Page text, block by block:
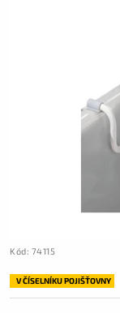
Kód: 74115
V ČÍSELNÍKU POJIŠŤOVNY